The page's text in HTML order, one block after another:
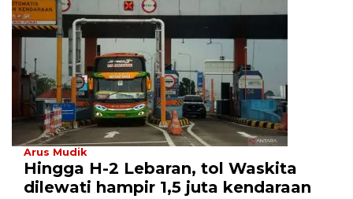
Arus Mudik
Hingga H-2 Lebaran, tol Waskita
dilewati hampir 1,5 juta kendaraan